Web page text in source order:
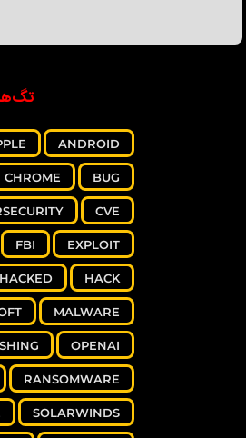
ANDROID
BUG
CHROME
CVE
EXPLOIT
FBI
HACK
HACKED
MALWARE
OPENAI
RANSOMWARE
SOLARWINDS